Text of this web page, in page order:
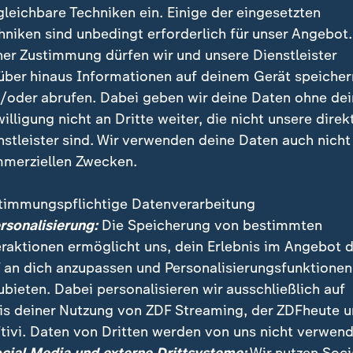
haben sich in einem offenen Brief hinter
gestellt. Sie warnen vor Eingriffen in Freiheit und
Techniken ein. Einige der eingesetzten
sind unbedingt erforderlich für unser
Zustimmung dürfen wir und unsere Dienstleister
hinaus Informationen auf deinem Gerät
oder abrufen. Dabei geben wir deine Daten ohne
nicht an Dritte weiter, die nicht unsere
sind. Wir verwenden deine Daten auch nicht
Zwecken.
Datenverarbeitung
Die Speicherung von bestimmten
ermöglicht uns, dein Erlebnis im Angebot
an dich anzupassen und Personalisierungsfunktionen
Dabei personalisieren wir ausschließlich auf
deiner Nutzung von ZDF Streaming, der ZDFheute
Daten von Dritten werden von uns nicht